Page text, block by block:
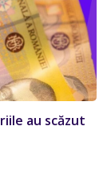
au scăzut